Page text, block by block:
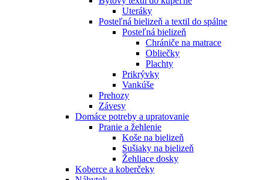
Uteráky
Posteľná bielizeň a textil do spálne
Posteľná bielizeň
Chrániče na matrace
Obliečky
Plachty
Prikrývky
Vankúše
Prehozy
Závesy
Domáce potreby a upratovanie
Pranie a žehlenie
Koše na bielizeň
Sušiaky na bielizeň
Žehliace dosky
Koberce a koberčeky